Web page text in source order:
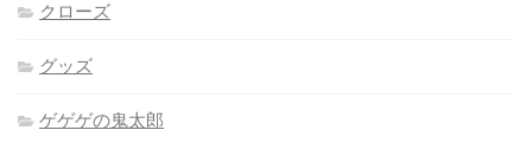
クローズ
グッズ
ゲゲゲの鬼太郎